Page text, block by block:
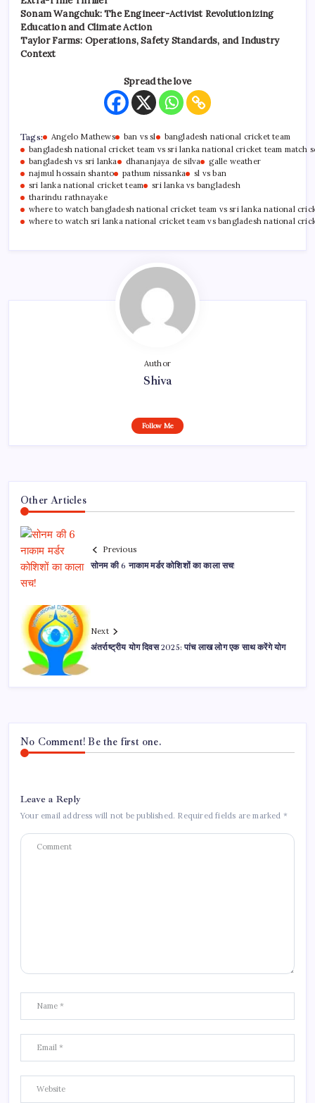
Sonam Wangchuk: The Engineer-Activist Revolutionizing
Education and Climate Action
Taylor Farms: Operations, Safety Standards, and Industry
Context
Spread the love
Tags: Angelo Mathews ban vs sl
bangladesh national cricket team
bangladesh national cricket team vs sri lanka national cricket team match
bangladesh vs sri lanka
dhananjaya de silva
galle weather
najmul hossain shanto
pathum nissanka
sl vs ban
sri lanka national cricket team
sri lanka vs bangladesh
tharindu rathnayake
where to watch bangladesh national cricket team vs sri lanka national
where to watch sri lanka national cricket team vs bangladesh national
Author
Shiva
Follow Me
Other Articles
Previous
सोनम की 6 नाकाम मर्डर कोशिशों का काला सच!
Next
अंतर्राष्ट्रीय योग दिवस 2025: पांच लाख लोग एक साथ करेंगे योग
No Comment! Be the first one.
Leave a Reply
Your email address will not be published. Required fields are marked *